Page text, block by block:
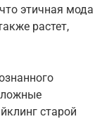
этичная мода
растет,
старой